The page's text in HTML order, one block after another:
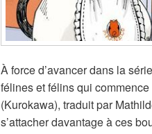
À force d’avancer dans la
félines et félins qui
(Kurokawa), traduit par
s’attacher davantage à ces